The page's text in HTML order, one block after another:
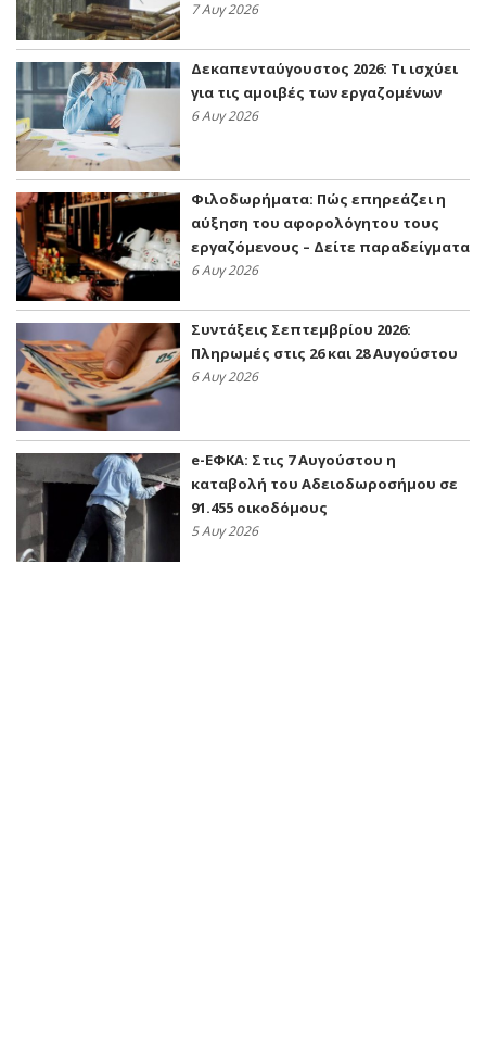
7 Αυγ 2026
Δεκαπενταύγουστος 2026: Τι ισχύει
για τις αμοιβές των εργαζομένων
6 Αυγ 2026
Φιλοδωρήματα: Πώς επηρεάζει η
αύξηση του αφορολόγητου τους
εργαζόμενους – Δείτε παραδείγματα
6 Αυγ 2026
Συντάξεις Σεπτεμβρίου 2026:
Πληρωμές στις 26 και 28 Αυγούστου
6 Αυγ 2026
e-ΕΦΚΑ: Στις 7 Αυγούστου η
καταβολή του Αδειοδωροσήμου σε
91.455 οικοδόμους
5 Αυγ 2026